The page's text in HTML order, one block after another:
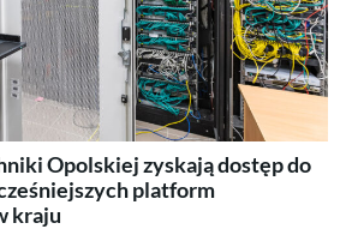
Opolskiej zyskają dostęp do
platform
kraju